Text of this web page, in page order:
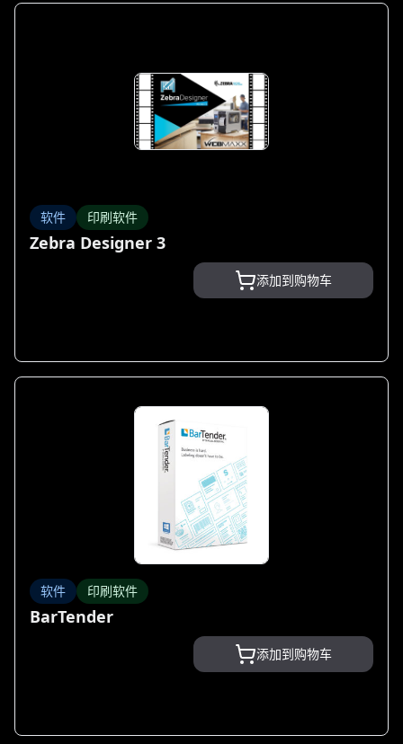
软件 印刷软件
Zebra Designer 3
添加到购物车
软件 印刷软件
BarTender
添加到购物车